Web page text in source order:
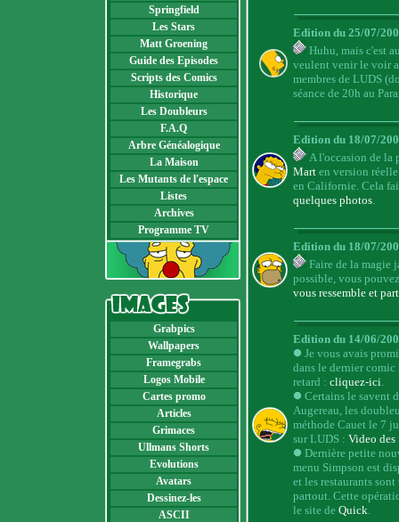
Springfield
Les Stars
Matt Groening
Guide des Episodes
Scripts des Comics
Historique
Les Doubleurs
F.A.Q
Arbre Généalogique
La Maison
Les Mutants de l'espace
Listes
Archives
Programme TV
Grabpics
Wallpapers
Framegrabs
Logos Mobile
Cartes promo
Articles
Grimaces
Ullmans Shorts
Evolutions
Avatars
Dessinez-les
ASCII
Edition du 25/07/
Huhu, mais c'est
veulent venir le voir
membres de LUDS
séance de 20h au
Edition du 18/07/
A l'occasion de la
Mart en version
en Californie. Cela
quelques photos.
Edition du 18/07/
Faire de la magie
possible, vous
vous ressemble et
Edition du 14/06/
Je vous avais
dans le dernier
retard : cliquez-ici.
Certains le savent
Augereau, les
méthode Cauet le 7
sur LUDS : Video des
Dernière petite
menu Simpson est
et les restaurants
partout. Cette
le site de Quick.